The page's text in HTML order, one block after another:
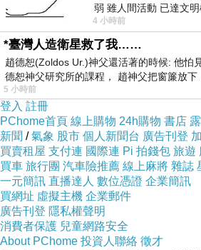
我承認，我當時第一眼看到這
繽紛舒爽的顏色把麵條弄得跟
中菜西吃的混搭儀
弱 雖人間活動 已達文
者 只能白白陪葬
4 小時前
*臺灣人造衛星救了我……
趙德恕(Zoldos Ur.)神父還活著的時候: 他
德恕神父研究所的課程， 趙神父把窗簾放下
5 小時前
登入 註冊
PChome首頁 線上購物 24h購物 書店
新聞 /氣象 股市 個人新聞台 廣告刊登
買賣租屋 支付連 國際連 Pi 拍錢包 旅遊
買車 旅行團 汽車險推薦 線上麻將 雜誌
一元簡訊 直播達人 數位憑證 企業簡訊
買網址 虛擬主機 企業郵件
廣告刊登 隱私權聲明
消費者保護 兒童網路安全
About PChome 投資人聯絡 徵才